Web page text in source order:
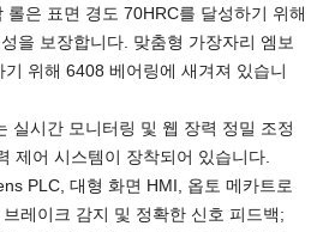
롤은 표면 경도 70HRC를 달성하기 위해
을 보장합니다. 맞춤형 가장자리 엠보
위해 6408 베어링에 새겨져 있습니
실시간 모니터링 및 웹 장력 정밀 조정
제어 시스템이 장착되어 있습니다.
PLC, 대형 화면 HMI, 옵토 메카트로
레이크 감지 및 정확한 신호 피드백;